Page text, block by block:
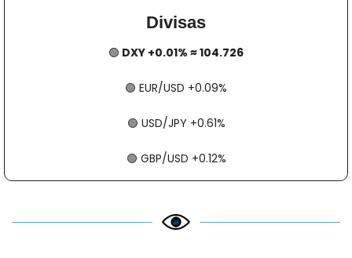
Divisas
🟢 DXY +0.01% ≈ 104.726
🟢 ​​​​ EUR/USD +0.09%
🟢 ​​​​ USD/JPY +0.61%
🟢 ​​​​ GBP/USD +0.12%